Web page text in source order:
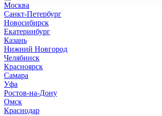
стеклоочистители
топливная система
тормозная система
трансмиссия
Москва
Санкт-Петербург
Новосибирск
Екатеринбург
Казань
Нижний Новгород
Челябинск
Красноярск
Самара
Уфа
Ростов-на-Дону
Омск
Краснодар